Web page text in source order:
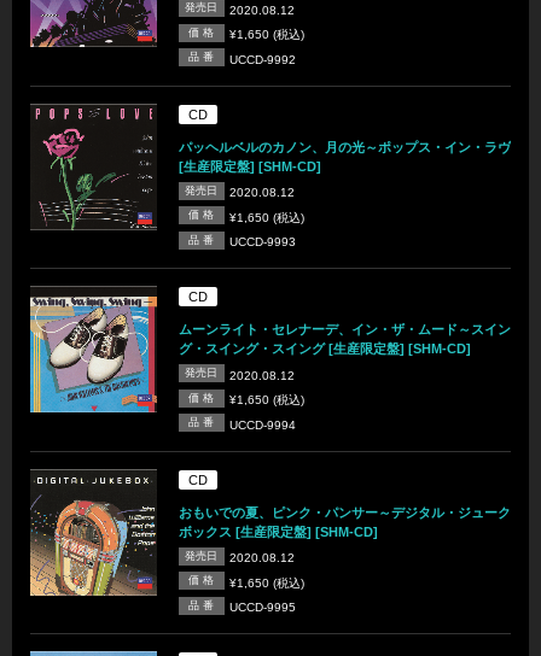
発売日 2020.08.12
価 格 ¥1,650 (税込)
品 番 UCCD-9992
CD
パッヘルベルのカノン、月の光～ポップス・イン・ラヴ
[生産限定盤] [SHM-CD]
発売日 2020.08.12
価 格 ¥1,650 (税込)
品 番 UCCD-9993
CD
ムーンライト・セレナーデ、イン・ザ・ムード～スイン
グ・スイング・スイング [生産限定盤] [SHM-CD]
発売日 2020.08.12
価 格 ¥1,650 (税込)
品 番 UCCD-9994
CD
おもいでの夏、ピンク・パンサー～デジタル・ジューク
ボックス [生産限定盤] [SHM-CD]
発売日 2020.08.12
価 格 ¥1,650 (税込)
品 番 UCCD-9995